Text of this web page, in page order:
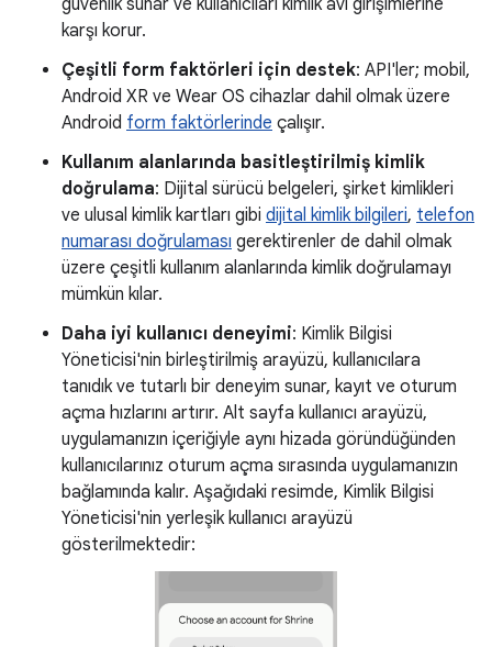
güvenlik sunar ve kullanıcıları kimlik avı girişimlerine
karşı korur.
Çeşitli form faktörleri için destek: API'ler; mobil,
Android XR ve Wear OS cihazlar dahil olmak üzere
Android form faktörlerinde çalışır.
Kullanım alanlarında basitleştirilmiş kimlik
doğrulama: Dijital sürücü belgeleri, şirket kimlikleri
ve ulusal kimlik kartları gibi dijital kimlik bilgileri, telefon
numarası doğrulaması gerektirenler de dahil olmak
üzere çeşitli kullanım alanlarında kimlik doğrulamayı
mümkün kılar.
Daha iyi kullanıcı deneyimi: Kimlik Bilgisi
Yöneticisi'nin birleştirilmiş arayüzü, kullanıcılara
tanıdık ve tutarlı bir deneyim sunar, kayıt ve oturum
açma hızlarını artırır. Alt sayfa kullanıcı arayüzü,
uygulamanızın içeriğiyle aynı hizada göründüğünden
kullanıcılarınız oturum açma sırasında uygulamanızın
bağlamında kalır. Aşağıdaki resimde, Kimlik Bilgisi
Yöneticisi'nin yerleşik kullanıcı arayüzü
gösterilmektedir: